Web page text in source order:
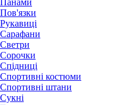
Панами
Пов'язки
Рукавиці
Сарафани
Светри
Сорочки
Спідниці
Спортивні костюми
Спортивні штани
Сукні